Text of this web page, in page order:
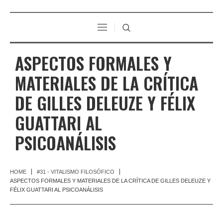
ASPECTOS FORMALES Y
MATERIALES DE LA CRÍTICA
DE GILLES DELEUZE Y FÉLIX
GUATTARI AL
PSICOANÁLISIS
HOME
#31 - VITALISMO FILOSÓFICO
ASPECTOS FORMALES Y MATERIALES DE LA CRÍTICA DE GILLES DELEUZE Y
FÉLIX GUATTARI AL PSICOANÁLISIS